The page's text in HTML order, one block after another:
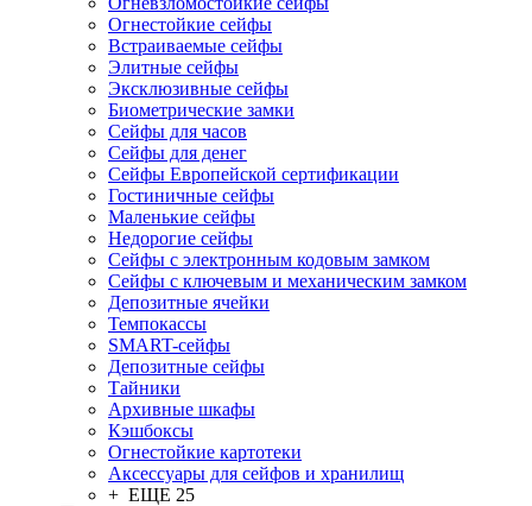
Огнестойкие сейфы
Встраиваемые сейфы
Элитные сейфы
Эксклюзивные сейфы
Биометрические замки
Сейфы для часов
Сейфы для денег
Сейфы Европейской сертификации
Гостиничные сейфы
Маленькие сейфы
Недорогие сейфы
Сейфы с электронным кодовым замком
Сейфы с ключевым и механическим замком
Депозитные ячейки
Темпокассы
SMART-сейфы
Депозитные сейфы
Тайники
Архивные шкафы
Кэшбоксы
Огнестойкие картотеки
Аксессуары для сейфов и хранилищ
+ ЕЩЕ 25